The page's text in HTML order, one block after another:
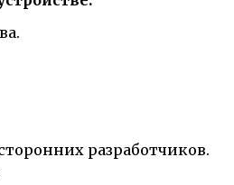
разработчиков.